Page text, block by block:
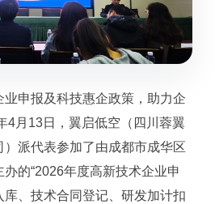
申报及科技惠企政策，助力企
4月13日，翼启低空（四川蓉翼
）派代表参加了由成都市成华区
的“2026年度高新技术企业申
、技术合同登记、研发加计扣